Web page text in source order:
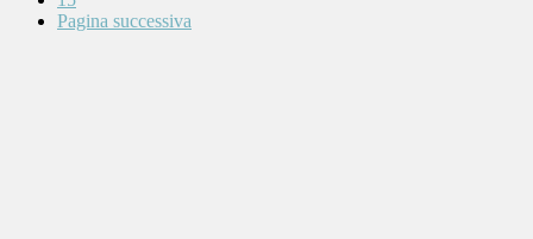
Pagina successiva